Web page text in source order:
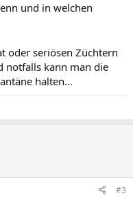
und in welchen
oder seriösen Züchtern
notfalls kann man die
halten...
#3